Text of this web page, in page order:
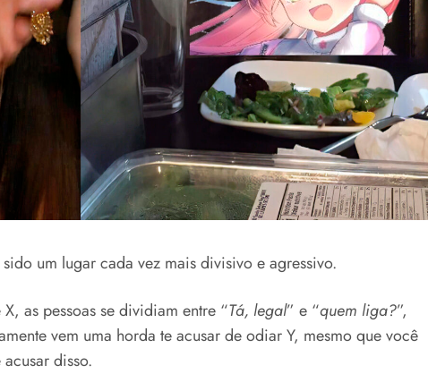
um lugar cada vez mais divisivo e agressivo.
as pessoas se dividiam entre “Tá, legal” e “quem liga?”,
vem uma horda te acusar de odiar Y, mesmo que você
disso.